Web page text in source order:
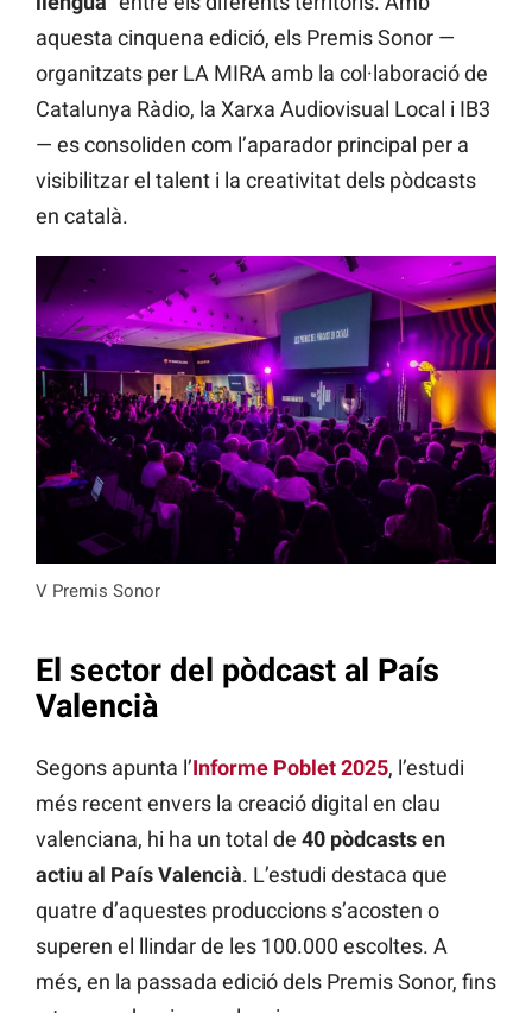
aquesta cinquena edició, els Premis Sonor —
organitzats per LA MIRA amb la col·laboració de
Catalunya Ràdio, la Xarxa Audiovisual Local i IB3
— es consoliden com l’aparador principal per a
visibilitzar el talent i la creativitat dels pòdcasts
en català.
V Premis Sonor
El sector del pòdcast al País
Valencià
Segons apunta l’Informe Poblet 2025, l’estudi
més recent envers la creació digital en clau
valenciana, hi ha un total de 40 pòdcasts en
actiual País Valencià. L’estudi destaca que
quatre d’aquestes produccions s’acosten o
superen el llindar de les 100.000 escoltes. A
més, en la passada edició dels Premis Sonor, fins